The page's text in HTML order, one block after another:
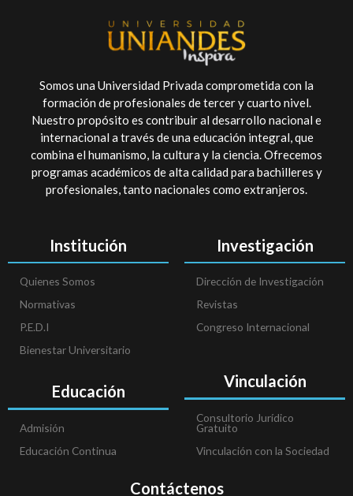
Somos una Universidad Privada comprometida con la
formación de profesionales de tercer y cuarto nivel.
Nuestro propósito es contribuir al desarrollo nacional e
internacional a través de una educación integral, que
combina el humanismo, la cultura y la ciencia. Ofrecemos
programas académicos de alta calidad para bachilleres y
profesionales, tanto nacionales como extranjeros.
Institución
Quienes Somos
Normativas
P.E.D.I
Bienestar Universitario
Educación
Admisión
Educación Continua
Investigación
Dirección de Investigación
Revistas
Congreso Internacional
Vinculación
Consultorio Jurídico
Gratuito
Vinculación con la Sociedad
Contáctenos